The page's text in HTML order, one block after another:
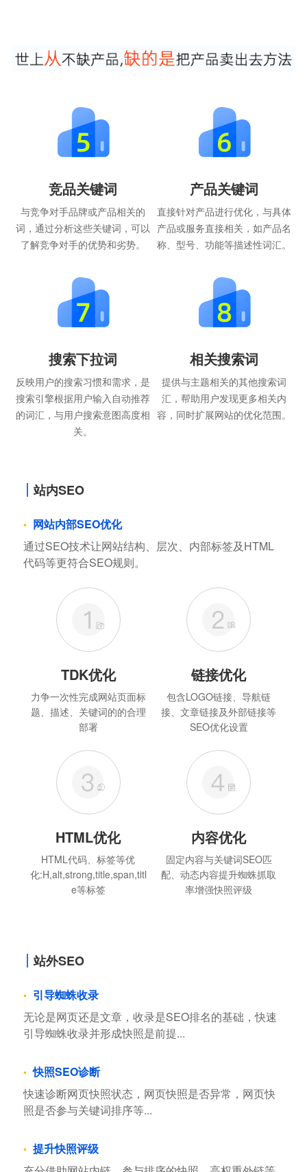
竞品关键词
与竞争对手品牌或产品相关的
词，通过分析这些关键词，可以
了解竞争对手的优势和劣势。
产品关键词
直接针对产品进行优化，与具体
产品或服务直接相关，如产品名
称、型号、功能等描述性词汇。
搜索下拉词
反映用户的搜索习惯和需求，是
搜索引擎根据用户输入自动推荐
的词汇，与用户搜索意图高度相
关。
相关搜索词
提供与主题相关的其他搜索词
汇，帮助用户发现更多相关内
容，同时扩展网站的优化范围。
站内SEO
网站内部SEO优化
通过SEO技术让网站结构、层次、内部标签及HTML
代码等更符合SEO规则。
TDK优化
力争一次性完成网站页面标
题、描述、关键词的的合理
部署
链接优化
包含LOGO链接、导航链
接、文章链接及外部链接等
SEO优化设置
HTML优化
HTML代码、标签等优
化:H,alt,strong,title,span,titl
e等标签
内容优化
固定内容与关键词SEO匹
配、动态内容提升蜘蛛抓取
率增强快照评级
站外SEO
引导蜘蛛收录
无论是网页还是文章，收录是SEO排名的基础，快速
引导蜘蛛收录并形成快照是前提...
快照SEO诊断
快速诊断网页快照状态，网页快照是否异常，网页快
照是否参与关键词排序等...
提升快照评级